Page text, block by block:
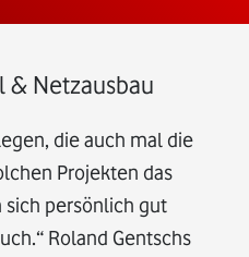
& Netzausbau
die auch mal die
Projekten das
sich persönlich gut
Roland Gentschs